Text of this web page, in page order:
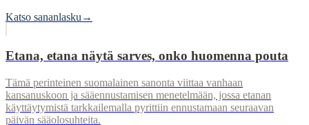
Katso sananlasku →
Etana, etana näytä sarves, onko huomenna pouta
Tämä perinteinen suomalainen sanonta viittaa vanhaan
kansanuskoon ja sääennustamisen menetelmään, jossa etanan
käyttäytymistä tarkkailemalla pyrittiin ennustamaan seuraavan
päivän sääolosuhteita.